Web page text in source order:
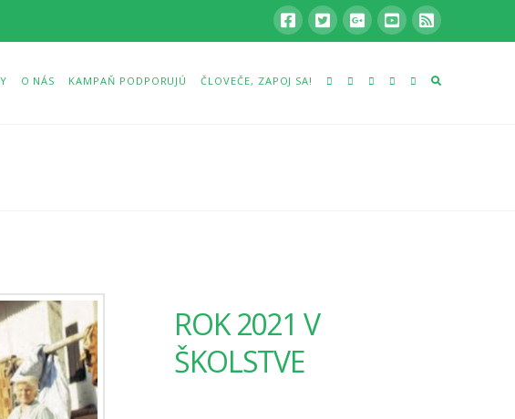
O NÁS KAMPAŇ PODPORUJÚ ČLOVEČE, ZAPOJ SA!
ROK 2021 V
ŠKOLSTVE